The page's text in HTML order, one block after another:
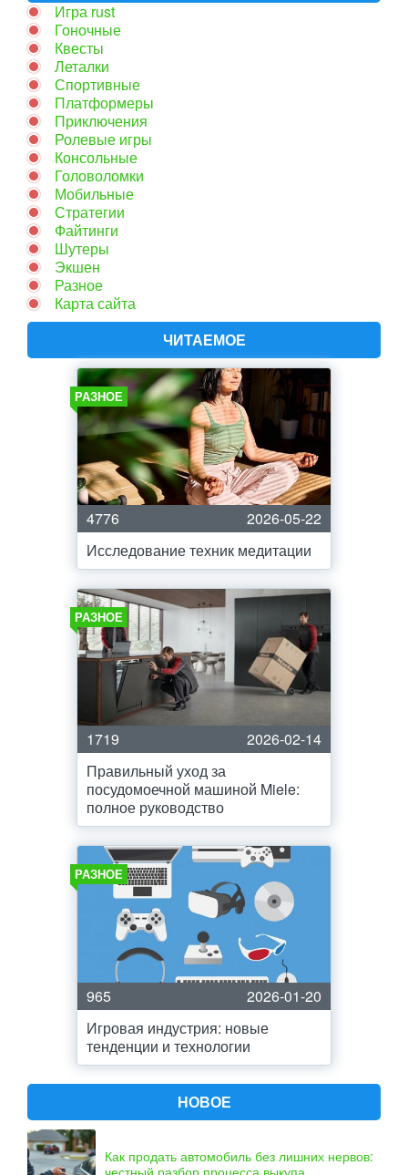
Игра rust
Гоночные
Квесты
Леталки
Спортивные
Платформеры
Приключения
Ролевые игры
Консольные
Головоломки
Мобильные
Стратегии
Файтинги
Шутеры
Экшен
Разное
Карта сайта
ЧИТАЕМОЕ
РАЗНОЕ
4776
2026-05-22
Исследование техник медитации
РАЗНОЕ
1719
2026-02-14
Правильный уход за
посудомоечной машиной Miele:
полное руководство
РАЗНОЕ
965
2026-01-20
Игровая индустрия: новые
тенденции и технологии
НОВОЕ
Как продать автомобиль без лишних нервов:
честный разбор процесса выкупа